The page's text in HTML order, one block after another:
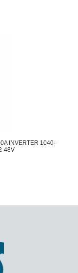
INVERTER 1040-
48V